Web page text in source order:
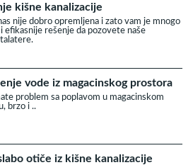
kišne kanalizacije
nije dobro opremljena i zato vam je mnogo
efikasnije rešenje da pozovete naše
vode iz magacinskog prostora
problem sa poplavom u magacinskom
brzo i ..
otiče iz kišne kanalizacije